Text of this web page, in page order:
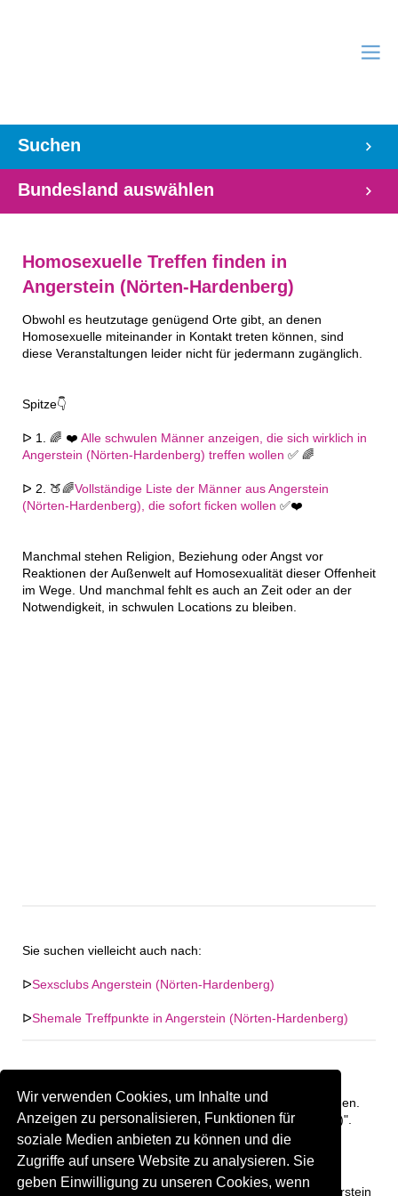
Wir verwenden Cookies, um Inhalte und
Anzeigen zu personalisieren, Funktionen für
soziale Medien anbieten zu können und die
Zugriffe auf unsere Website zu analysieren. Sie
geben Einwilligung zu unseren Cookies, wenn
Suchen
Bundesland auswählen
Homosexuelle Treffen finden in
Angerstein (Nörten-Hardenberg)
Obwohl es heutzutage genügend Orte gibt, an denen
Homosexuelle miteinander in Kontakt treten können, sind
diese Veranstaltungen leider nicht für jedermann zugänglich.
Spitze👇
ᐅ 1. 🌈 ❤️ Alle schwulen Männer anzeigen, die sich wirklich in
Angerstein (Nörten-Hardenberg) treffen wollen ✅ 🌈
ᐅ 2. 🍑🌈Vollständige Liste der Männer aus Angerstein
(Nörten-Hardenberg), die sofort ficken wollen ✅❤️
Manchmal stehen Religion, Beziehung oder Angst vor
Reaktionen der Außenwelt auf Homosexualität dieser Offenheit
im Wege. Und manchmal fehlt es auch an Zeit oder an der
Notwendigkeit, in schwulen Locations zu bleiben.
Sie suchen vielleicht auch nach:
ᐅSexsclubs Angerstein (Nörten-Hardenberg)
ᐅShemale Treffpunkte in Angerstein (Nörten-Hardenberg)
Keine Firma in "Angerstein (Nörten-Hardenberg)" gefunden.
Firmen im Umkreis von "Angerstein (Nörten-Hardenberg)".
191.81 km Gay Treffpunkt Greiz
Sind Sie oder kennen Sie eine(n) Gay Treffpunkt in Angerstein